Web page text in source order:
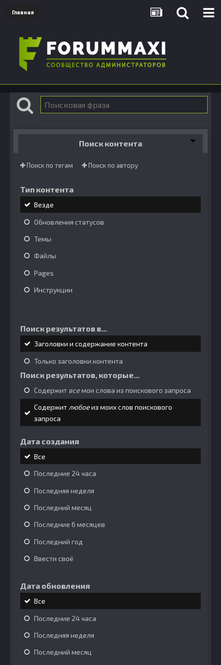
Главная
Поиск контента
Поиск по тегам Поиск по автору
Тип контента
Везде
Обновления статусов
Темы
Файлы
Pages
Инструкции
Поиск результатов в...
Заголовки и содержание контента
Только заголовки контента
Поиск результатов, которые...
Содержит всемои слова из поискового запроса
Содержитлюбоеиз моих слов поискового
запроса
Дата создания
Все
Последние 24 часа
Последняя неделя
Последний месяц
Последние 6 месяцев
Последний год
Ввести своё
Дата обновления
Все
Последние 24 часа
Последняя неделя
Последний месяц